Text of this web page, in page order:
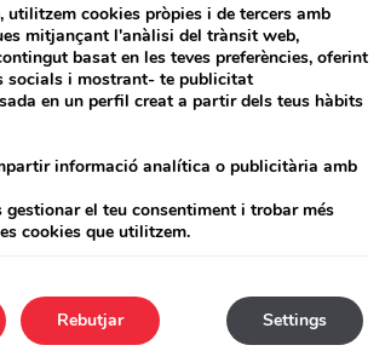
utilitzem cookies pròpies i de tercers amb
mitjançant l'anàlisi del trànsit web,
basat en les teves preferències, oferint
socials i mostrant- te publicitat
en un perfil creat a partir dels teus hàbits
informació analítica o publicitària amb
gestionar el teu consentiment i trobar més
cookies que utilitzem.
Settings
Rebutjar